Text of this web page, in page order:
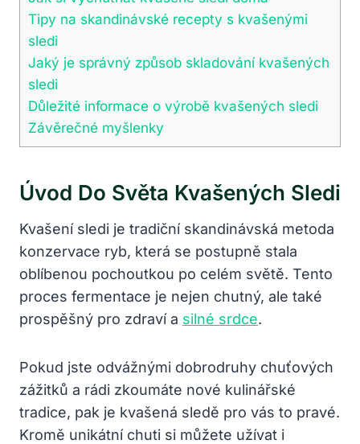
Tipy na skandinávské recepty s kvašenými
sledi
Jaký je správný způsob skladování kvašených
sledi
Důležité informace o výrobě kvašených sledi
Závěrečné myšlenky
Úvod Do Světa Kvašených Sledi
Kvašení sledi je tradiční skandinávská metoda
konzervace ryb, která se postupně stala
oblíbenou pochoutkou po celém světě. Tento
proces fermentace je nejen chutný, ale také
prospěšný pro zdraví a silné srdce.
Pokud jste odvážnými dobrodruhy chuťových
zážitků a rádi zkoumáte nové kulinářské
tradice, pak je kvašená sledě pro vás to pravé.
Kromě unikátní chuti si můžete užívat i